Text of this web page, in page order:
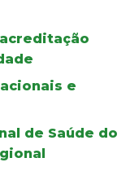
e
de Saúde do